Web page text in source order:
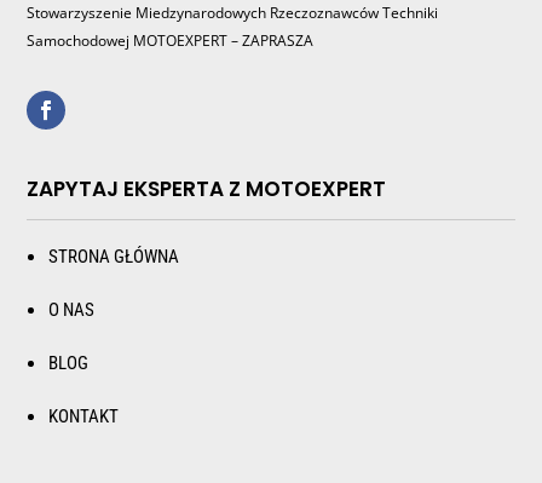
Stowarzyszenie Miedzynarodowych Rzeczoznawców Techniki
Samochodowej MOTOEXPERT – ZAPRASZA
ZAPYTAJ EKSPERTA Z MOTOEXPERT
STRONA GŁÓWNA
O NAS
BLOG
KONTAKT